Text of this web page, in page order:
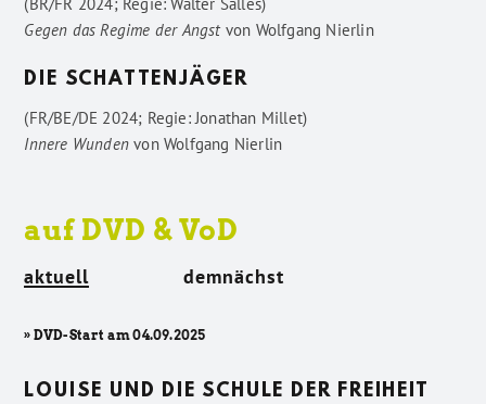
Gegen das Regime der Angstvon Wolfgang Nierlin
DIE SCHATTENJÄGER
(FR/BE/DE 2024; Regie: Jonathan Millet)
Innere Wunden vonWolfgang Nierlin
auf DVD & VoD
aktuell demnächst
» DVD-Start am 04.09.2025
LOUISE UND DIE SCHULE DER FREIHEIT